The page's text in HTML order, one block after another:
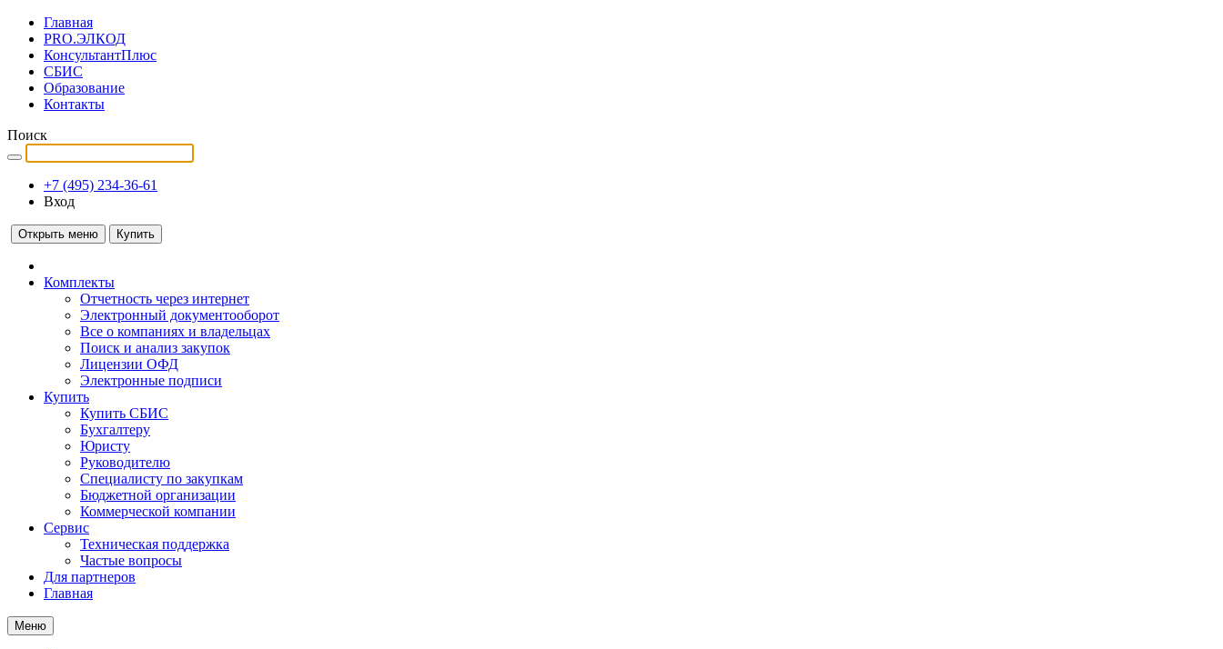
Главная
PRO.ЭЛКОД
КонсультантПлюс
СБИС
Образование
Контакты
Поиск
+7 (495) 234-36-61
Вход
Открыть меню Купить
Комплекты
Отчетность через интернет
Электронный документооборот
Все о компаниях и владельцах
Поиск и анализ закупок
Лицензии ОФД
Электронные подписи
Купить
Купить СБИС
Бухгалтеру
Юристу
Руководителю
Специалисту по закупкам
Бюджетной организации
Коммерческой компании
Сервис
Техническая поддержка
Частые вопросы
Для партнеров
Главная
Меню